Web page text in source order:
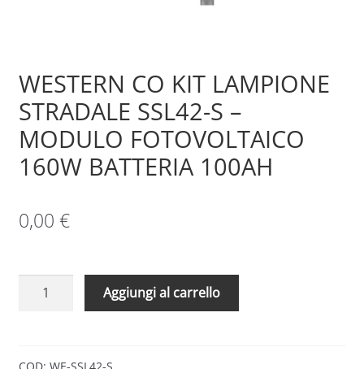
WESTERN CO KIT LAMPIONE
STRADALE SSL42-S –
MODULO FOTOVOLTAICO
160W BATTERIA 100AH
0,00 €
WESTERN
STRADALE
Aggiungi al carrello